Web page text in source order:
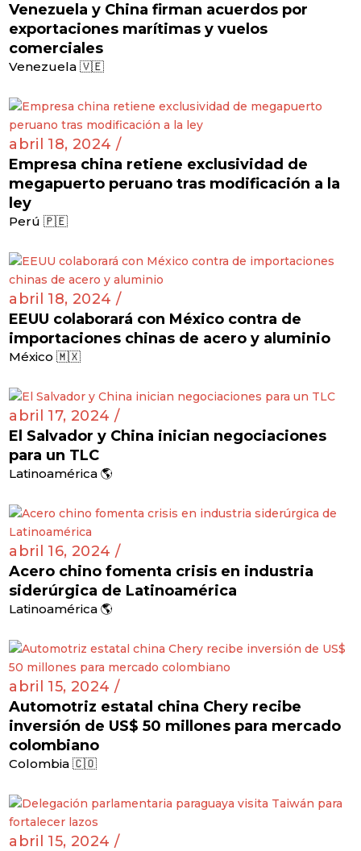
Venezuela y China firman acuerdos por
exportaciones marítimas y vuelos
comerciales
Venezuela 🇻🇪
abril 18, 2024 /
Empresa china retiene exclusividad de
megapuerto peruano tras modificación a la
ley
Perú 🇵🇪
abril 18, 2024 /
EEUU colaborará con México contra de
importaciones chinas de acero y aluminio
México 🇲🇽
abril 17, 2024 /
El Salvador y China inician negociaciones
para un TLC
Latinoamérica 🌎
abril 16, 2024 /
Acero chino fomenta crisis en industria
siderúrgica de Latinoamérica
Latinoamérica 🌎
abril 15, 2024 /
Automotriz estatal china Chery recibe
inversión de US$ 50 millones para mercado
colombiano
Colombia 🇨🇴
abril 15, 2024 /